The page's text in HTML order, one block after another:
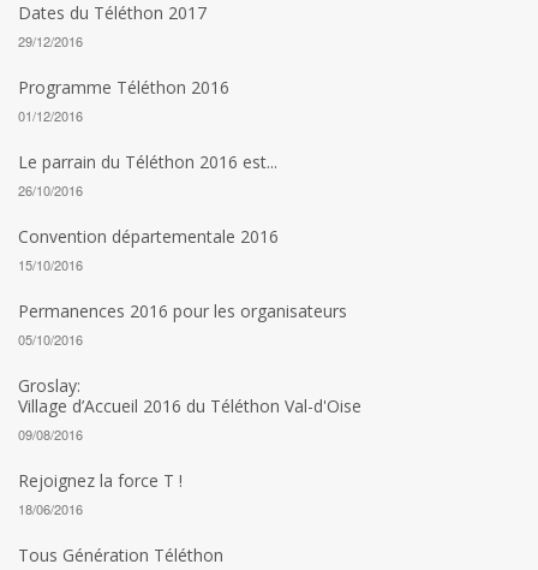
Dates du Téléthon 2017
29/12/2016
Programme Téléthon 2016
01/12/2016
Le parrain du Téléthon 2016 est...
26/10/2016
Convention départementale 2016
15/10/2016
Permanences 2016 pour les organisateurs
05/10/2016
Groslay:
Village d’Accueil 2016 du Téléthon Val-d'Oise
09/08/2016
Rejoignez la force T !
18/06/2016
Tous Génération Téléthon